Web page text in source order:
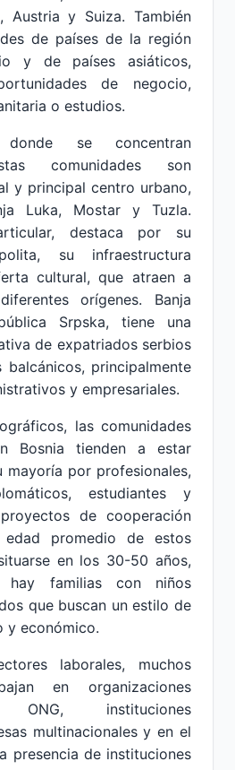
Austria y Suiza. También
de países de la región
y de países asiáticos,
de negocio,
o estudios.
se concentran
comunidades son
y principal centro urbano,
Luka, Mostar y Tuzla.
destaca por su
su infraestructura
cultural, que atraen a
orígenes. Banja
Srpska, tiene una
de expatriados serbios
principalmente
y empresariales.
las comunidades
Bosnia tienden a estar
mayoría por profesionales,
estudiantes y
de cooperación
edad promedio de estos
en los 30-50 años,
hay familias con niños
que buscan un estilo de
y económico.
laborales, muchos
en organizaciones
ONG, instituciones
multinacionales y en el
presencia de instituciones